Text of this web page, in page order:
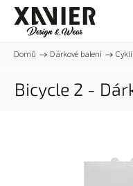
Domů / Dárkové balení /
Bicycle 2 -